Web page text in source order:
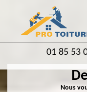
01 85 53
Nous